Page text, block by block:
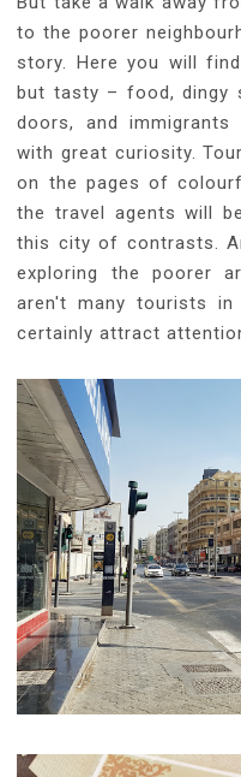
to the poorer
story. Here you will
but tasty – food, dingy
doors, and
with great curiosity.
on the pages of
the travel agents will
this city of contrasts.
exploring the poorer
aren't many tourists
certainly attract